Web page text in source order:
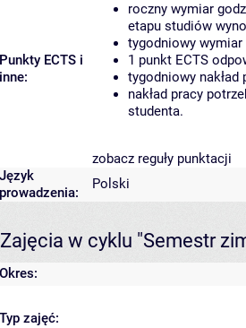
Punkty ECTS i
inne:
roczny wymiar
etapu studiów
tygodniowy wymiar
1 punkt ECTS
tygodniowy nakład
nakład pracy
studenta.
zobacz reguły punktacji
Język
prowadzenia:
Polski
Zajęcia w cyklu "Semestr
Okres:
Typ zajęć: